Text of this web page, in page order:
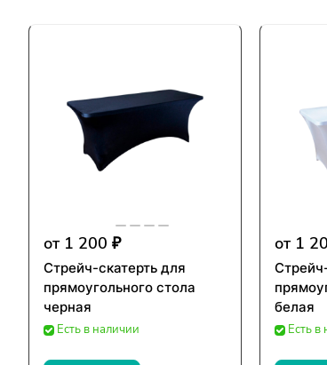
от 1 200 ₽
Стрейч-скатерть для
прямоугольного стола
черная
Есть в наличии
от 1
белая
Есть в